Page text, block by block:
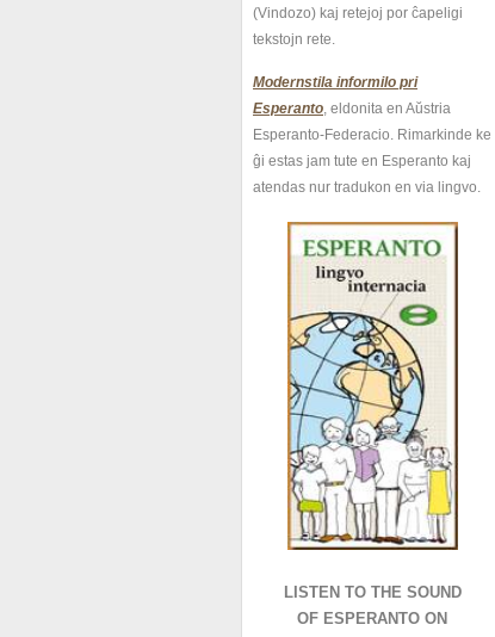
(Vindozo) kaj retejoj por ĉapeligi
tekstojn rete.
Modernstila informilo pri
Esperanto , eldonita en Aŭstria
Esperanto-Federacio. Rimarkinde ke
ĝi estas jam tute en Esperanto kaj
atendas nur tradukon en via lingvo.
LISTEN TO THE SOUND
OF ESPERANTO ON